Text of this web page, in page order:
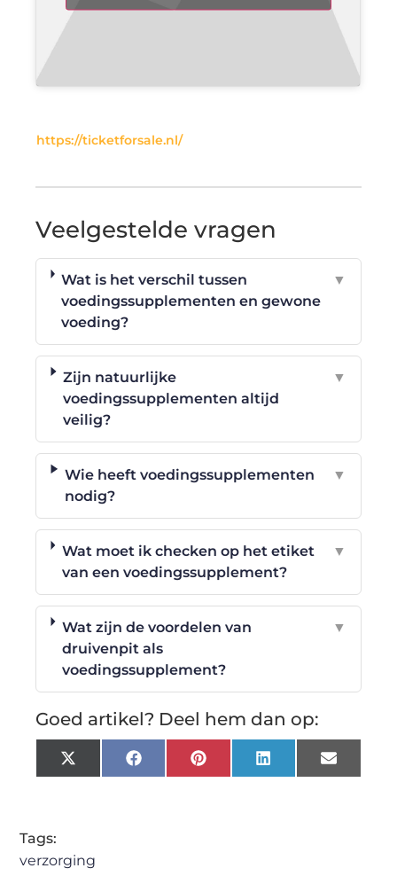
https://ticketforsale.nl/
Veelgestelde vragen
Wat is het verschil tussen
voedingssupplementen en gewone
voeding?
▼
Zijn natuurlijke
voedingssupplementen altijd
veilig?
▼
Wie heeft voedingssupplementen
nodig?
▼
Wat moet ik checken op het etiket
van een voedingssupplement?
▼
Wat zijn de voordelen van
druivenpit als
voedingssupplement?
▼
Goed artikel? Deel hem dan op:
X
(Twitter)
FacebookPinterestLinkedInEmail
Tags:
verzorging